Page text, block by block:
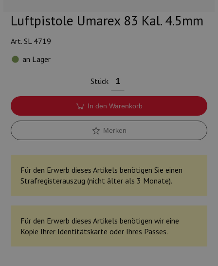
Luftpistole Umarex 83 Kal. 4.5mm
Art. SL 4719
an Lager
Stück
In den Warenkorb
Merken
Für den Erwerb dieses Artikels benötigen Sie einen
Strafregisterauszug (nicht älter als 3 Monate).
Für den Erwerb dieses Artikels benötigen wir eine
Kopie Ihrer Identitätskarte oder Ihres Passes.
Munition